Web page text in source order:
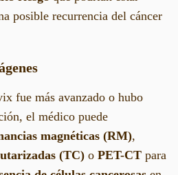
posible recurrencia del cáncer
fue más avanzado o hubo
el médico puede
magnéticas (RM),
(TC) o PET-CT para